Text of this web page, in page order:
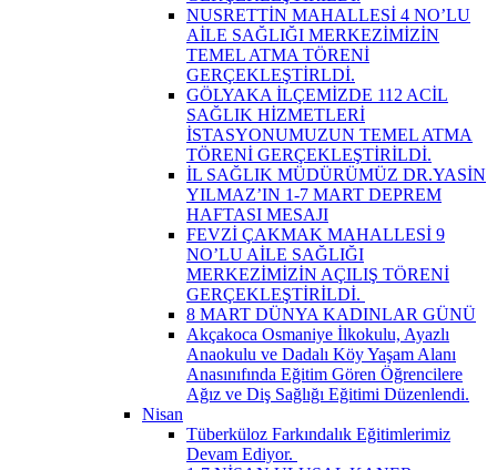
NUSRETTİN MAHALLESİ 4 NO’LU
AİLE SAĞLIĞI MERKEZİMİZİN
TEMEL ATMA TÖRENİ
GERÇEKLEŞTİRLDİ.
GÖLYAKA İLÇEMİZDE 112 ACİL
SAĞLIK HİZMETLERİ
İSTASYONUMUZUN TEMEL ATMA
TÖRENİ GERÇEKLEŞTİRİLDİ.
İL SAĞLIK MÜDÜRÜMÜZ DR.YASİN
YILMAZ’IN 1-7 MART DEPREM
HAFTASI MESAJI
FEVZİ ÇAKMAK MAHALLESİ 9
NO’LU AİLE SAĞLIĞI
MERKEZİMİZİN AÇILIŞ TÖRENİ
GERÇEKLEŞTİRİLDİ. ​
8 MART DÜNYA KADINLAR GÜNÜ
Akçakoca Osmaniye İlkokulu, Ayazlı
Anaokulu ve Dadalı Köy Yaşam Alanı
Anasınıfında Eğitim Gören Öğrencilere
Ağız ve Diş Sağlığı Eğitimi Düzenlendi.
Nisan
Tüberküloz Farkındalık Eğitimlerimiz
Devam Ediyor. ​